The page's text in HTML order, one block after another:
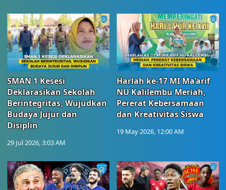
SMAN 1 Kesesi
Deklarasikan Sekolah
Berintegritas, Wujudkan
Budaya Jujur dan
Disiplin
29 Jul 2026, 3:03 AM
Harlah ke-17 MI Ma’arif
NU Kalilembu Meriah,
Pererat Kebersamaan
dan Kreativitas Siswa
19 May 2026, 12:00 AM